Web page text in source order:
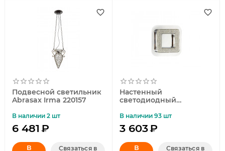
Подвесной светильник
Abrasax Irma 220157
В наличии 2 шт
6 481 ₽
В
Связаться в
Настенный
светодиодный
Nora 361
В наличии 93 шт
3 603₽
В
Связаться в